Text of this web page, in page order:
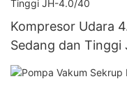
Kompresor Udara
Sedang dan